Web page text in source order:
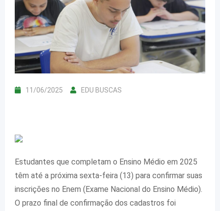
11/06/2025 EDU BUSCAS
Estudantes que completam o Ensino Médio em 2025
têm até a próxima sexta-feira (13) para confirmar suas
inscrições no Enem (Exame Nacional do Ensino Médio).
O prazo final de confirmação dos cadastros foi